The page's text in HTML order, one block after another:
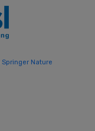
Springer Nature